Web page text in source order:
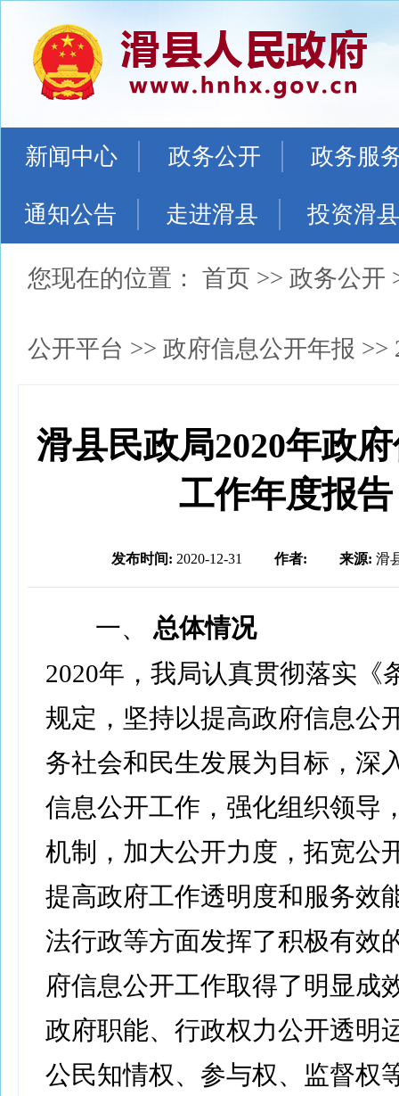
新闻中心 政务公开 政务服
通知公告 走进滑县 投资滑县
您现在的位置： 首页 >> 政务公开
公开平台 >> 政府信息公开年报 >>
滑县民政局2020年政
工作年度报告
发布时间: 2020-12-31 作者: 来源: 滑
一、 总体情况
2020年，我局认真贯彻落实《
规定，坚持以提高政府信息公
务社会和民生发展为目标，深
信息公开工作，强化组织领导
机制，加大公开力度，拓宽公
提高政府工作透明度和服务效
法行政等方面发挥了积极有效
府信息公开工作取得了明显成
政府职能、行政权力公开透明
公民知情权、参与权、监督权